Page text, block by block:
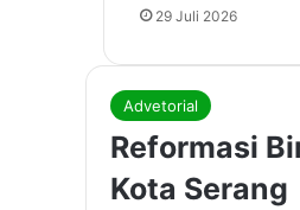
29 Juli 2026